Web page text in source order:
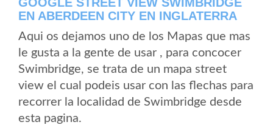
EN ABERDEEN CITY EN INGLATERRA
Aqui os dejamos uno de los Mapas que mas
le gusta a la gente de usar , para concocer
Swimbridge, se trata de un mapa street
view el cual podeis usar con las flechas para
recorrer la localidad de Swimbridge desde
esta pagina.